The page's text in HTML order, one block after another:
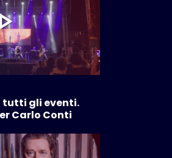
tutti gli eventi.
Carlo Conti